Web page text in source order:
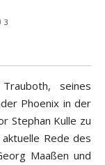
3
seines
Phoenix in der
Stephan Kulle zu
Rede des
Maaßen und